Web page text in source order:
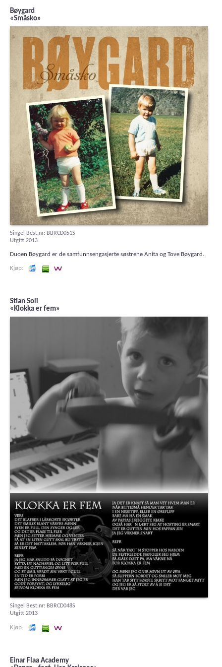
Bøygard
«Småsko»
Singel Best.nr: BBRCD051S
Utgitt 2013
Duoen Bøygard er de samfunnsengasjerte søstrene Anita og Tove Bøygard.
Lytt og kjøp iTunes
Lytt og kjøp i Spotify
Stian Soli
«Klokka er fem»
Singel Best.nr: BBRCD048S
Utgitt 2013
Lytt og kjøp iTunes
Lytt og kjøp i Spotify
Einar Flaa Academy